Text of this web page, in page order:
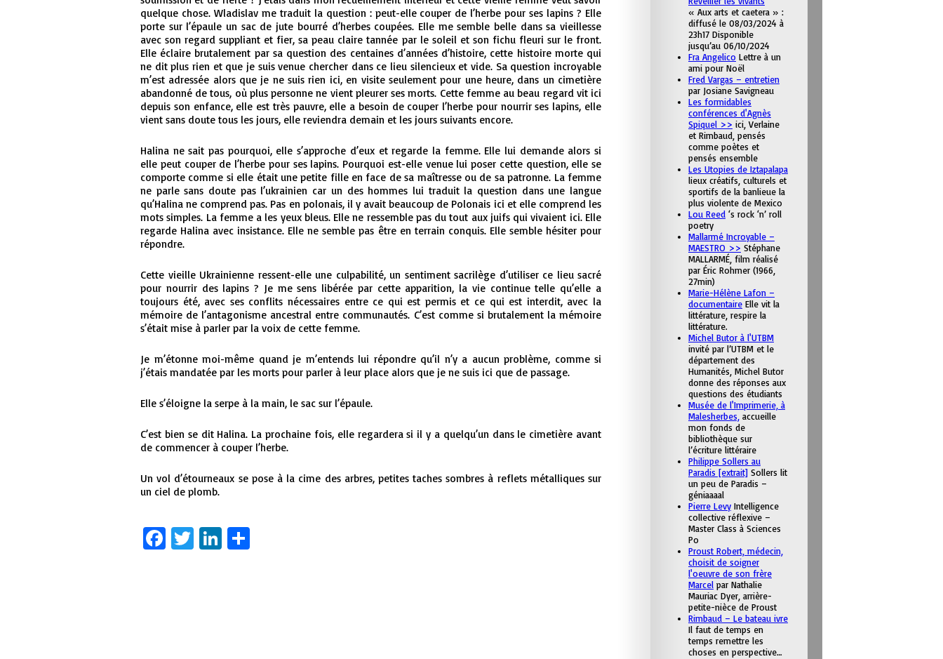
quelque chose. Wladislav me traduit la question : peut-elle couper de l’herbe pour ses lapins ? Elle
porte sur l’épaule un sac de jute bourré d’herbes coupées. Elle me semble belle dans sa vieillesse
avec son regard suppliant et fier, sa peau claire tannée par le soleil et son fichu fleuri sur le front.
Elle éclaire brutalement par sa question des centaines d’années d’histoire, cette histoire morte qui
ne dit plus rien et que je suis venue chercher dans ce lieu silencieux et vide. Sa question incroyable
m’est adressée alors que je ne suis rien ici, en visite seulement pour une heure, dans un cimetière
abandonné de tous, où plus personne ne vient pleurer ses morts. Cette femme au beau regard vit ici
depuis son enfance, elle est très pauvre, elle a besoin de couper l’herbe pour nourrir ses lapins, elle
vient sans doute tous les jours, elle reviendra demain et les jours suivants encore.
Halina ne sait pas pourquoi, elle s’approche d’eux et regarde la femme. Elle lui demande alors si
elle peut couper de l’herbe pour ses lapins. Pourquoi est-elle venue lui poser cette question, elle se
comporte comme si elle était une petite fille en face de sa maîtresse ou de sa patronne. La femme
ne parle sans doute pas l’ukrainien car un des hommes lui traduit la question dans une langue
qu’Halina ne comprend pas. Pas en polonais, il y avait beaucoup de Polonais ici et elle comprend les
mots simples. La femme a les yeux bleus. Elle ne ressemble pas du tout aux juifs qui vivaient ici. Elle
regarde Halina avec insistance. Elle ne semble pas être en terrain conquis. Elle semble hésiter pour
répondre.
Cette vieille Ukrainienne ressent-elle une culpabilité, un sentiment sacrilège d’utiliser ce lieu sacré
pour nourrir des lapins ? Je me sens libérée par cette apparition, la vie continue telle qu’elle a
toujours été, avec ses conflits nécessaires entre ce qui est permis et ce qui est interdit, avec la
mémoire de l’antagonisme ancestral entre communautés. C’est comme si brutalement la mémoire
s’était mise à parler par la voix de cette femme.
Je m’étonne moi-même quand je m’entends lui répondre qu’il n’y a aucun problème, comme si
j’étais mandatée par les morts pour parler à leur place alors que je ne suis ici que de passage.
Elle s’éloigne la serpe à la main, le sac sur l’épaule.
C’est bien se dit Halina. La prochaine fois, elle regardera si il y a quelqu’un dans le cimetière avant
de commencer à couper l’herbe.
Un vol d’étourneaux se pose à la cime des arbres, petites taches sombres à reflets métalliques sur
un ciel de plomb.
Facebook
TwitterLinkedIn
« Aux arts et caetera » :
diffusé le 08/03/2024 à
23h17 Disponible
jusqu’au 06/10/2024
Fra Angelico Lettre à un
ami pour Noël
Fred Vargas – entretien
par Josiane Savigneau
Les formidables
conférences d'Agnès
Spiquel >> ici, Verlaine
et Rimbaud, pensés
comme poètes et
pensés ensemble
Les Utopies de Iztapalapa
lieux créatifs, culturels et
sportifs de la banlieue la
plus violente de Mexico
Lou Reed ‘s rock ‘n’ roll
poetry
Mallarmé Incroyable –
MAESTRO >> Stéphane
MALLARMÉ, film réalisé
par Éric Rohmer (1966,
27min)
Marie-Hélène Lafon –
documentaire Elle vit la
littérature, respire la
littérature.
Michel Butor à l'UTBM
invité par l’UTBM et le
département des
Humanités, Michel Butor
donne des réponses aux
questions des étudiants
Musée de l'Imprimerie, à
Malesherbes, accueille
mon fonds de
bibliothèque sur
l’écriture littéraire
Philippe Sollers au
Paradis [extrait] Sollers lit
un peu de Paradis –
géniaaaal
Pierre Levy Intelligence
collective réflexive –
Master Class à Sciences
Po
Proust Robert, médecin,
choisit de soigner
l'oeuvre de son frère
Marcel par Nathalie
Mauriac Dyer, arrière-
petite-nièce de Proust
Rimbaud – Le bateau ivre
Il faut de temps en
temps remettre les
choses en perspective…